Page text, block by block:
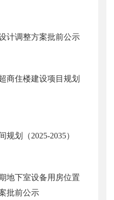
计调整方案批前公示
商住楼建设项目规划
划（2025-2035）
地下室设备用房位置
批前公示